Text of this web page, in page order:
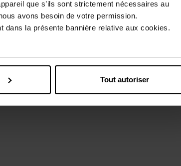
que s’ils sont strictement nécessaires au
avons besoin de votre permission.
la présente bannière relative aux cookies.
Tout autoriser
être